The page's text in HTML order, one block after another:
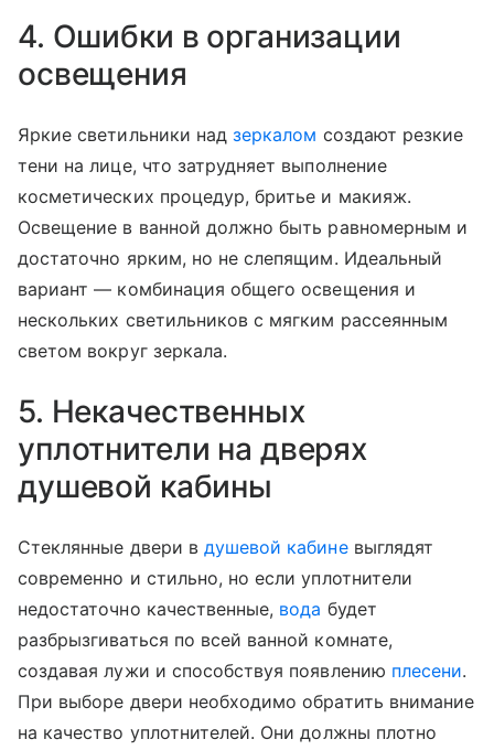
4. Ошибки в организации
освещения
Яркие светильники надзеркалом создают резкие
тени на лице, что затрудняет выполнение
косметических процедур, бритье и макияж.
Освещение в ванной должно быть равномерным и
достаточно ярким, но не слепящим. Идеальный
вариант — комбинация общего освещения и
нескольких светильников с мягким рассеянным
светом вокруг зеркала.
5. Некачественных
уплотнители на дверях
душевой кабины
Стеклянные двери в душевой кабиневыглядят
современно и стильно, но если уплотнители
недостаточно качественные, вода будет
разбрызгиваться по всей ванной комнате,
создавая лужи и способствуя появлению плесени.
При выборе двери необходимо обратить внимание
на качество уплотнителей. Они должны плотно